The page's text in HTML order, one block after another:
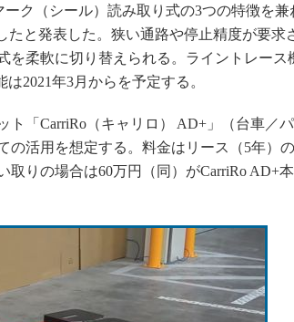
S＆OP
インダストリー4.0
イノベーション
メイドインジャパン
植物工場
知財マネジメント
グローバル設計・開発
制御セキュリティ
新型コロナへの対応
ーク（シール）読み取り式の3つの特徴を兼
たと発表した。狭い通路や停止精度が要求
を柔軟に切り替えられる。ライントレース
2021年3月からを予定する。
「CarriRo（キャリロ） AD+」（台車／
の活用を想定する。料金はリース（5年）
取りの場合は60万円（同）がCarriRo AD+